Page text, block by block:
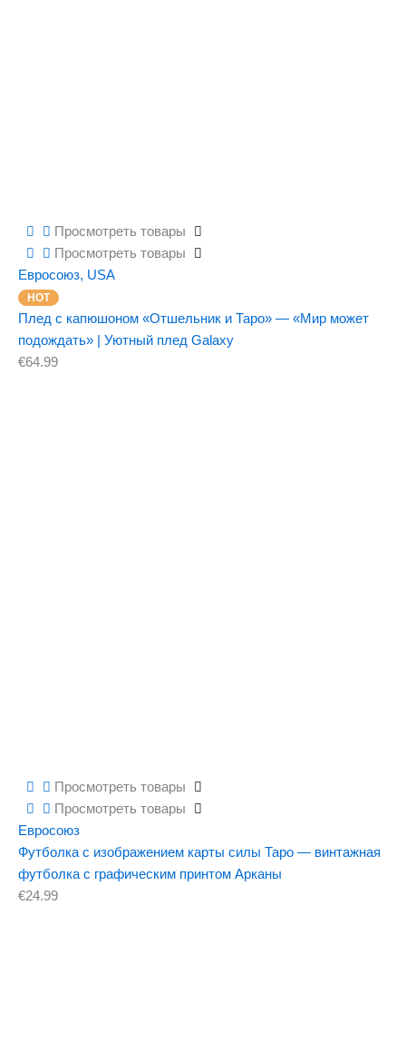
Просмотреть товары
Просмотреть товары
Евросоюз, USA
Плед с капюшоном «Отшельник и Таро» — «Мир может
подождать» | Уютный плед Galaxy
€64.99
Просмотреть товары
Просмотреть товары
Евросоюз
Футболка с изображением карты силы Таро — винтажная
футболка с графическим принтом Арканы
€24.99